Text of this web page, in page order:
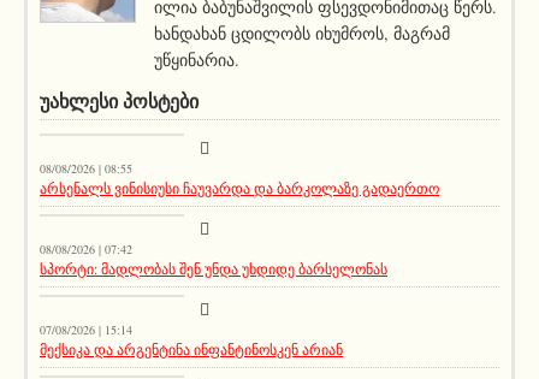
ილია ბაბუნაშვილის ფსევდონიმითაც წერს.
ხანდახან ცდილობს იხუმროს, მაგრამ
უწყინარია.
ᲣᲐᲮᲚᲔᲡᲘ ᲞᲝᲡᲢᲔᲑᲘ
08/08/2026 | 08:55
არსენალს ვინისიუსი ჩაუვარდა და ბარკოლაზე გადაერთო
აქეთურ-იქითური
08/08/2026 | 07:42
სპორტი: მადლობას შენ უნდა უხდიდე ბარსელონას
მთავარი ამბავი
07/08/2026 | 15:14
მექსიკა და არგენტინა ინფანტინოსკენ არიან
სიახლეები